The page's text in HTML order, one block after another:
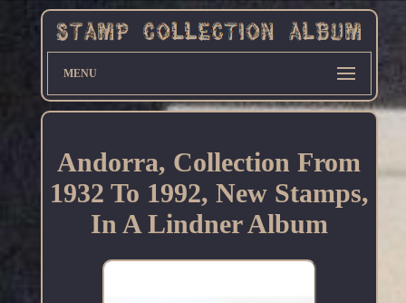
MENU
Andorra, Collection From
1932 To 1992, New Stamps,
In A Lindner Album